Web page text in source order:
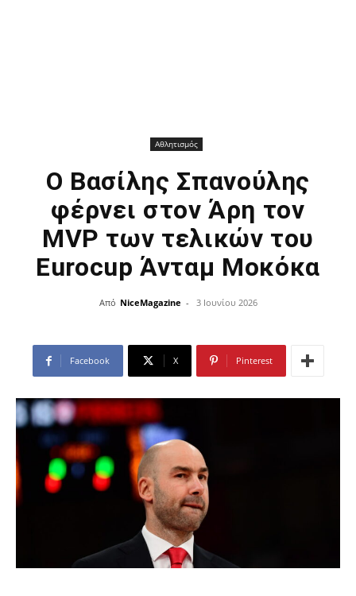
Αθλητισμός
Ο Βασίλης Σπανούλης
φέρνει στον Άρη τον
MVP των τελικών του
Eurocup Άνταμ Μοκόκα
Από NiceMagazine - 3 Ιουνίου 2026
Facebook X Pinterest